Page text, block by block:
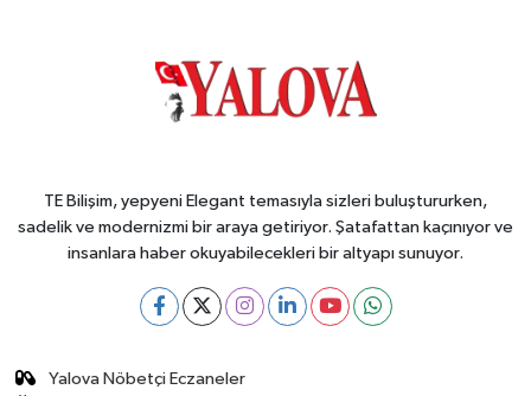
TE Bilişim, yepyeni Elegant temasıyla sizleri buluştururken,
sadelik ve modernizmi bir araya getiriyor. Şatafattan kaçınıyor ve
insanlara haber okuyabilecekleri bir altyapı sunuyor.
Yalova Nöbetçi Eczaneler